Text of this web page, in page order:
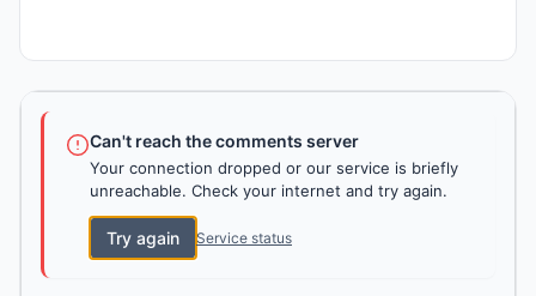
Can't reach the comments server
Your connection dropped or our service is briefly
unreachable. Check your internet and try again.
Try again Service status